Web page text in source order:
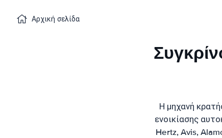
Αρχική σελίδα
Η μηχανή
ενοικίασης
Hertz, Avis,